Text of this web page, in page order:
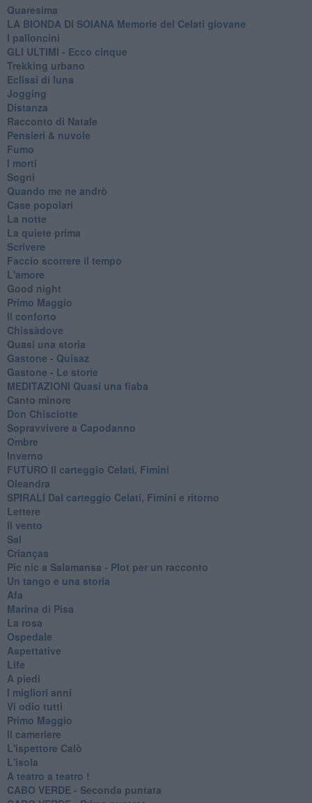
Quaresima
LA BIONDA DI SOIANA Memorie del Celati giovane
I palloncini
GLI ULTIMI - Ecco cinque
Trekking urbano
Eclissi di luna
Jogging
Distanza
Racconto di Natale
Pensieri & nuvole
Fumo
I morti
Sogni
Quando me ne andrò
Case popolari
La notte
La quiete prima
Scrivere
Faccio scorrere il tempo
L'amore
Good night
Primo Maggio
Il conforto
Chissàdove
Quasi una storia
Gastone - Quisaz
Gastone - Le storie
MEDITAZIONI Quasi una fiaba
Canto minore
Don Chisciotte
Sopravvivere a Capodanno
Ombre
Inverno
FUTURO Il carteggio Celati, Fimini
Oleandra
SPIRALI Dal carteggio Celati, Fimini e ritorno
Lettere
Il vento
Sal
Crianças
Pic nic a Salamansa - Plot per un racconto
Un tango e una storia
Afa
Marina di Pisa
La rosa
Ospedale
Aspettative
Life
A piedi
I migliori anni
Vi odio tutti
Primo Maggio
Il cameriere
L'ispettore Calò
L'isola
A teatro a teatro !
CABO VERDE - Seconda puntata